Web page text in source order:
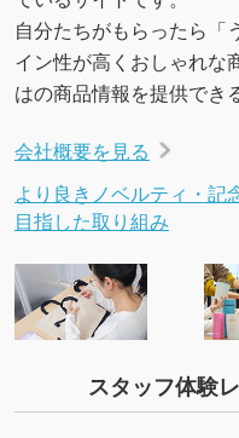
自分たちがもらったら「
イン性が高くおしゃれな
はの商品情報を提供でき
会社概要を見る
より良きノベルティ・記
目指した取り組み
スタッフ体験